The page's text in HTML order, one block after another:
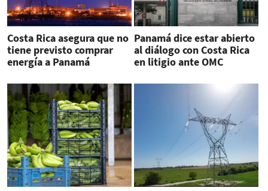
Costa Rica asegura que no
tiene previsto comprar
energía a Panamá
Panamá dice estar abierto
al diálogo con Costa Rica
en litigio ante OMC